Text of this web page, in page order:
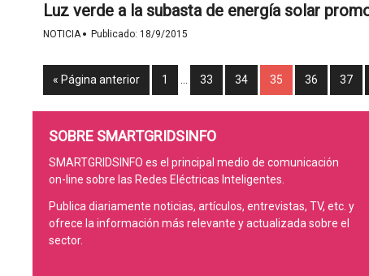
Luz verde a la subasta de energía solar
NOTICIA· Publicado: 18/9/2015
« Página anterior 1 33 34 35 36 37
SOBRE SMARTGRIDSINFO
SMARTGRIDSINFO es el principal medio de comunicación
on-line sobre las Redes Eléctricas Inteligentes.
Publica diariamente noticias, artículos, entrevistas, TV, etc. y
ofrece la información más relevante y actualizada sobre el
sector.